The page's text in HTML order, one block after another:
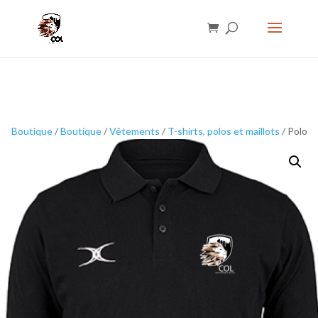
Boutique/Boutique/Vêtements / T-shirts, polos et maillots / Polo